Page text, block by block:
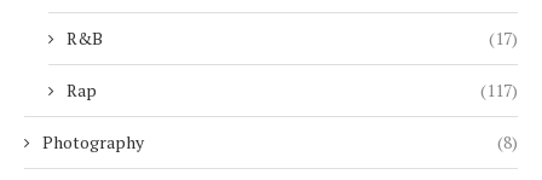
R&B (17)
Rap (117)
Photography (8)